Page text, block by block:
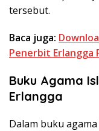
tersebut.
Baca juga:
Penerbit Erlangga
Buku Agama
Erlangga
Dalam buku